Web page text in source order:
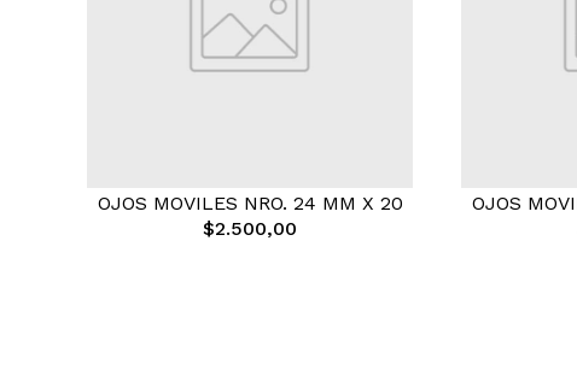
OJOS MOVILES NRO. 24 MM X 20
$2.500,00
OJOS